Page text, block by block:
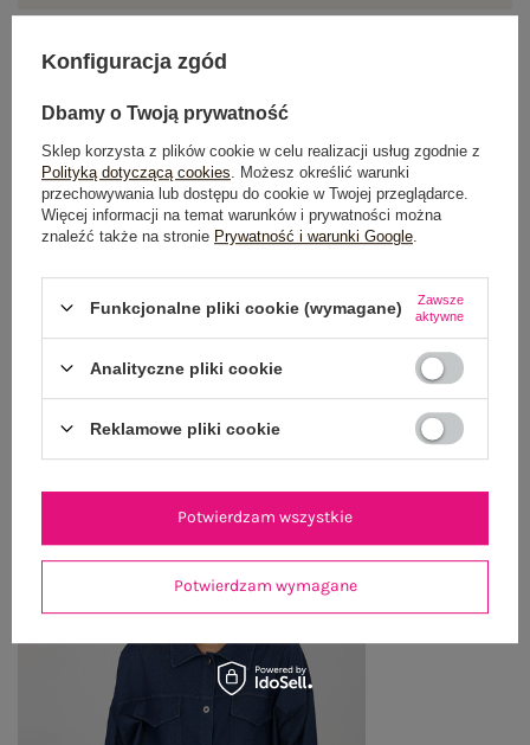
OPINIE O PRODUKCIE (1)
ZWROTY I REKLAMACJE
OSTATNIO OGLĄDANE
Zobacz wszystko
Konfiguracja zgód
Dbamy o Twoją prywatność
Sklep korzysta z plików cookie w celu realizacji usług zgodnie z
Polityką dotyczącą cookies . Możesz określić warunki
przechowywania lub dostępu do cookie w Twojej przeglądarce.
Więcej informacji na temat warunków i prywatności można
znaleźć także na stronie Prywatność i warunki Google
Funkcjonalne pliki cookie (wymagane)
Zawsze
aktywne
Analityczne pliki cookie
Reklamowe pliki cookie
Potwierdzam wymagane
Potwierdzam wszystkie